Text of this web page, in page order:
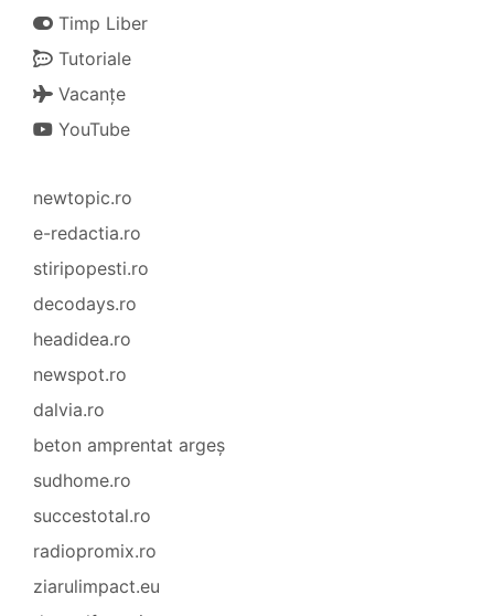
Timp Liber
Tutoriale
Vacanțe
YouTube
newtopic.ro
e-redactia.ro
stiripopesti.ro
decodays.ro
headidea.ro
newspot.ro
dalvia.ro
beton amprentat argeș
sudhome.ro
succestotal.ro
radiopromix.ro
ziarulimpact.eu